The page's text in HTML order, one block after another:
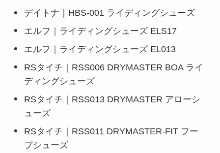
デイトナ｜HBS-001 ライディングシューズ
エルフ｜ライディングシューズ ELS17
エルフ｜ライディングシューズ EL013
RSタイチ｜RSS006 DRYMASTER BOA ライ
ディングシューズ
RSタイチ｜RSS013 DRYMASTER アローシ
ューズ
RSタイチ｜RSS011 DRYMASTER-FIT フー
プシューズ